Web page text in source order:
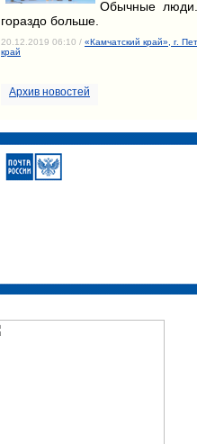
Обычные
гораздо больше.
20.12.2019 06:10 / «Камчатский край», г.
край
Архив новостей